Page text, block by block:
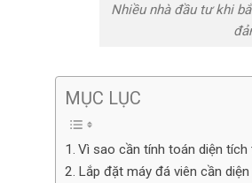
Nhiều nhà đầu tư khi
MỤC LỤC
Vì sao cần tính toán diện
Lắp đặt máy đá viên cần